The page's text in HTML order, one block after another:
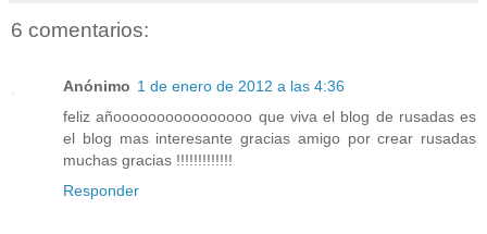
6 comentarios:
Anónimo 1 de enero de 2012 a las 4:36
feliz añoooooooooooooooo que viva el blog de rusadas es
el blog mas interesante gracias amigo por crear rusadas
muchas gracias !!!!!!!!!!!!!
Responder